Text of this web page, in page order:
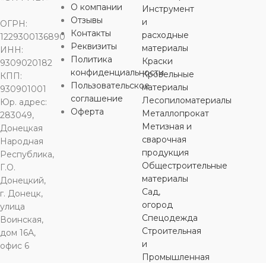
СОЕДИНЕНИЕ
внутренняя
резьба,пайка
ОБЛАСТЬ
ПРИМЕНЕНИЯ
горячее
водоснабжение
ЦВЕТ
PPr
СОЕДИНЕНИЕ
внутренняя
резьба,пайка
ПРИМЕНЕНИЯ
водоснабжение
водоснабжение
серый
СОЕДИНЕНИЕ
наружная резьба
пайка
ОБЛАСТЬ
ПРИМЕНЕНИЯ
горячее
холодное
водоснабжение
пайка
ОГРН:
1229300136890
ИНН:
9309020182
КПП:
930901001
Юр. адрес:
283049,
Донецкая
Народная
Республика,
Г.О.
Донецкий,
г. Донецк,
улица
Воинская,
дом 16А,
офис 6
О компании
Отзывы
Контакты
Реквизиты
Политика
конфиденциальности
Пользовательское
соглашение
Оферта
Инструмент
и
расходные
материалы
Краски
Кровельные
материалы
Лесопиломатериалы
Металлопрокат
Метизная и
сварочная
продукция
Общестроительные
материалы
Сад,
огород
Спецодежда
Строительная
и
Промышленная